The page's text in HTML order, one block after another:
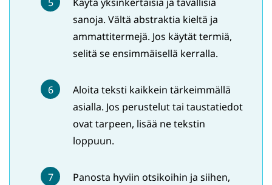
Käytä yksinkertaisia ja tavallisia
sanoja. Vältä abstraktia kieltä ja
ammattitermejä. Jos käytät termiä,
selitä se ensimmäisellä kerralla.
Aloita teksti kaikkein tärkeimmällä
asialla. Jos perustelut tai taustatiedot
ovat tarpeen, lisää ne tekstin
loppuun.
Panosta hyviin otsikoihin ja siihen,